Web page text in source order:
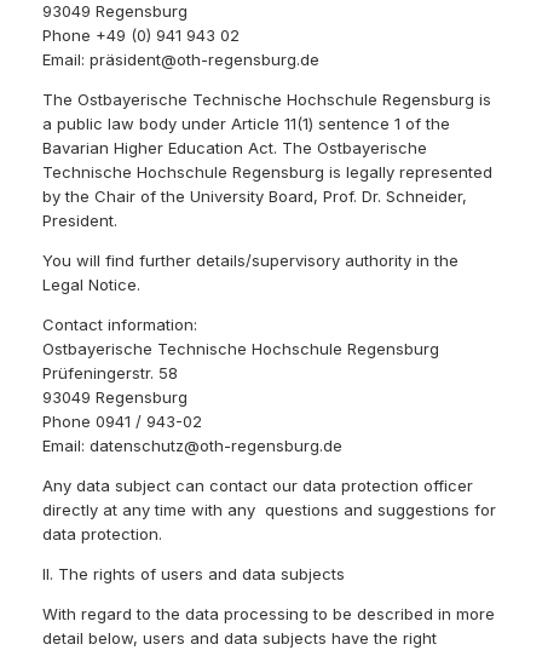
93049 Regensburg
Phone +49 (0) 941 943 02
Email: präsident@oth-regensburg.de
The Ostbayerische Technische Hochschule Regensburg is
a public law body under Article 11(1) sentence 1 of the
Bavarian Higher Education Act. The Ostbayerische
Technische Hochschule Regensburg is legally represented
by the Chair of the University Board, Prof. Dr. Schneider,
President.
You will find further details/supervisory authority in the
Legal Notice.
Contact information:
Ostbayerische Technische Hochschule Regensburg
Prüfeningerstr. 58
93049 Regensburg
Phone 0941 / 943-02
Email: datenschutz@oth-regensburg.de
Any data subject can contact our data protection officer
directly at any time with any questions and suggestions for
data protection.
II. The rights of users and data subjects
With regard to the data processing to be described in more
detail below, users and data subjects have the right